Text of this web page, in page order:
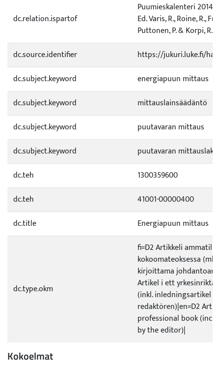
dc.relation.ispartof
Puumieskalenteri 2014.
Ed. Varis, R., Roine, R.,
Puttonen, P. & Korpi, R.
dc.source.identifier
https://jukuri.luke.fi/
dc.subject.keyword
energiapuun mittaus
dc.subject.keyword
mittauslainsäädäntö
dc.subject.keyword
puutavaran mittaus
dc.subject.keyword
puutavaran mittauslaki
dc.teh
1300359600
dc.teh
41001-00000400
dc.title
Energiapuun mittaus
dc.type.okm
fi=D2 Artikkeli
kokoomateoksessa
kirjoittama
Artikel i ett
(inkl. inledningsartikel
redaktören)|en=D2
professional book
by the editor)|
Kokoelmat